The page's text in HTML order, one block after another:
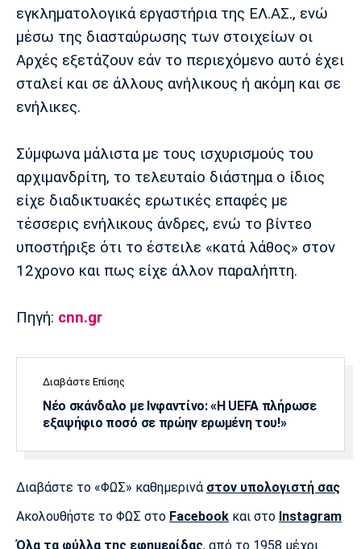
Μπορούσια
Ντόρτμουντ
Παρί Σεν
Ζερμέν
Μαρσέιγ
Πόρτο Μπενφίκα
εγκληματολογικά εργαστήρια της ΕΛ.ΑΣ., ενώ
μέσω της διασταύρωσης των στοιχείων οι
Αρχές εξετάζουν εάν το περιεχόμενο αυτό έχει
σταλεί και σε άλλους ανήλικους ή ακόμη και σε
ενήλικες.
Σύμφωνα μάλιστα με τους ισχυρισμούς του
αρχιμανδρίτη, το τελευταίο διάστημα ο ίδιος
είχε διαδικτυακές ερωτικές επαφές με
τέσσερις ενήλικους άνδρες, ενώ το βίντεο
υποστήριξε ότι το έστειλε «κατά λάθος» στον
12χρονο και πως είχε άλλον παραλήπτη.
Πηγή: cnn.gr
Διαβάστε Επίσης
Νέο σκάνδαλο με Ινφαντίνο: «Η UEFA πλήρωσε
εξαψήφιο ποσό σε πρώην ερωμένη του!»
Διαβάστε το «ΦΩΣ» καθημερινά στον υπολογιστή σας
Ακολουθήστε το ΦΩΣ στο Facebook και στο Instagram
Όλα τα φύλλα της εφημερίδας, από το 1958 μέχρι